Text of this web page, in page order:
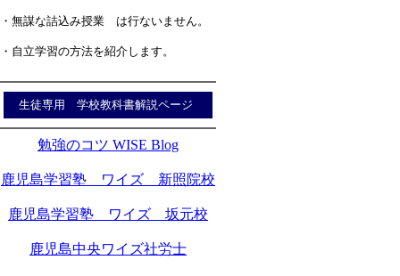
・無謀な詰込み授業 は行ないません。
・自立学習の方法を紹介します。
生徒専用 学校教科書解説ページ
勉強のコツ WISE Blog
鹿児島学習塾 ワイズ 新照院校
鹿児島学習塾 ワイズ 坂元校
鹿児島中央ワイズ社労士